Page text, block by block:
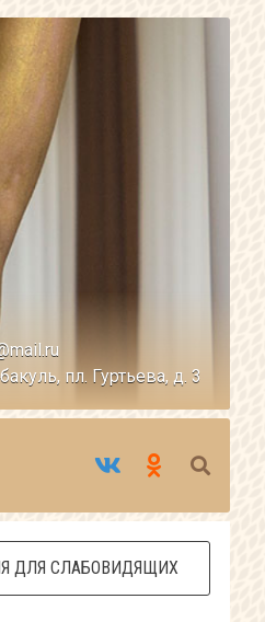
пл. Гуртьева, д. 3
ДЛЯ СЛАБОВИДЯЩИХ